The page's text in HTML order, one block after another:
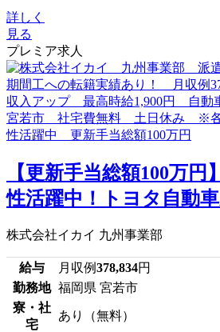
詳しく
見る
プレミア求人
【更新手当総額100万円
性活躍中！トヨタ自動
株式会社イカイ 九州事業部
給与 月収例378,834円
勤務地 福岡県 宮若市
寮・社
宅
あり（無料）